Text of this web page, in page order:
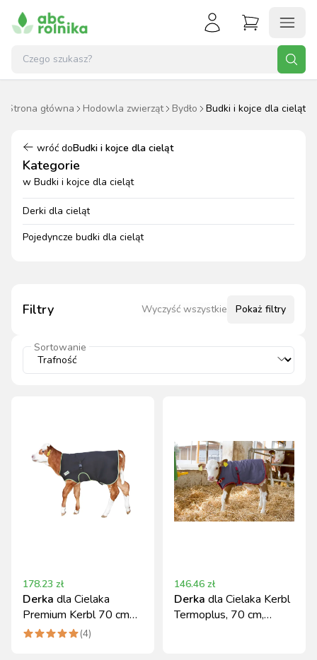
Strona główna Hodowla zwierząt Bydło Budki i kojce dla cieląt
wróć doBudki i kojce dla cieląt
Kategorie
w Budki i kojce dla cieląt
Derki dla cieląt
Pojedyncze budki dla cieląt
Filtry Wyczyść wszystkie Pokaż filtry
Sortowanie
178.23 zł
Derka dla Cielaka
Premium Kerbl 70 cm
Czarna
(4)
146.46 zł
Derka dla Cielaka Kerbl
Termoplus, 70 cm,